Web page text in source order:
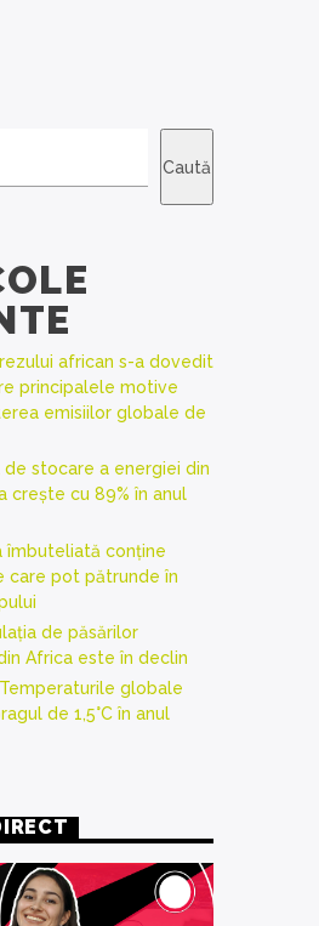
Caută
african s-a dovedit
principalele motive
emisiilor globale de
stocare a energiei din
crește cu 89% în anul
îmbuteliată conține
care pot pătrunde în
de păsărilor
Africa este în declin
globale
de 1,5°C în anul